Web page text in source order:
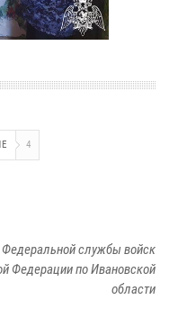
4
службы войск
Федерации по Ивановской
области